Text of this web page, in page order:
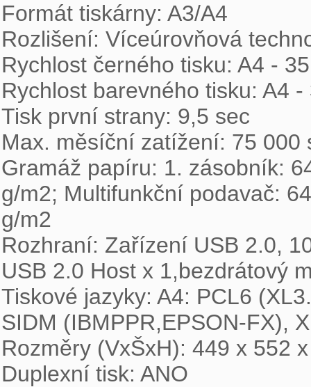
Formát tiskárny: A3/A4
Rozlišení: Víceúrovňová
Rychlost černého tisku: A4 -
Rychlost barevného tisku: A4
Tisk první strany: 9,5 sec
Max. měsíční zatížení: 75 000
Gramáž papíru: 1. zásobník:
g/m2; Multifunkční podavač:
g/m2
Rozhraní: Zařízení USB 2.0,
USB 2.0 Host x 1,bezdrátový
Tiskové jazyky: A4: PCL6
SIDM (IBMPPR,EPSON-FX),
Rozměry (VxŠxH): 449 x 552
Duplexní tisk: ANO